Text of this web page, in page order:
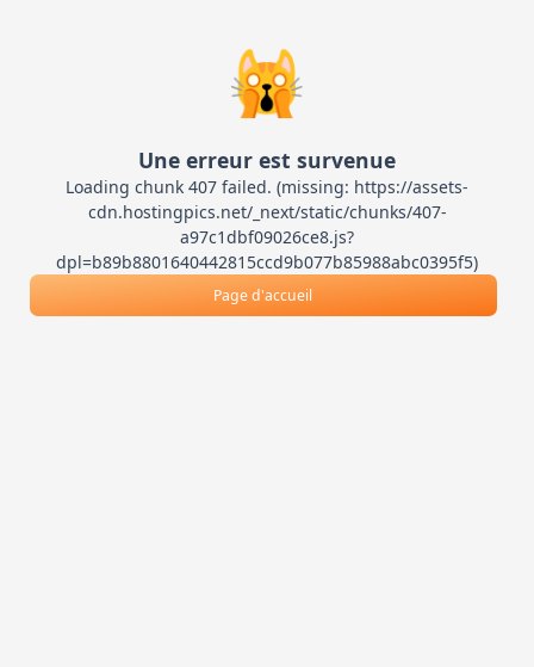
🙀
Une erreur est survenue
Loading chunk 407 failed. (missing: https://assets-
cdn.hostingpics.net/_next/static/chunks/407-
a97c1dbf09026ce8.js?
dpl=b89b8801640442815ccd9b077b85988abc0395f5)
Page d'accueil